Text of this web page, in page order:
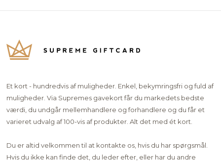
Et kort - hundredvis af muligheder. Enkel, bekymringsfri og fuld af
muligheder. Via Supremes gavekort får du markedets bedste
værdi, du undgår mellemhandlere og forhandlere og du får et
varieret udvalg af 100-vis af produkter. Alt det med ét kort.
Du er altid velkommen til at kontakte os, hvis du har spørgsmål.
Hvis du ikke kan finde det, du leder efter, eller har du andre